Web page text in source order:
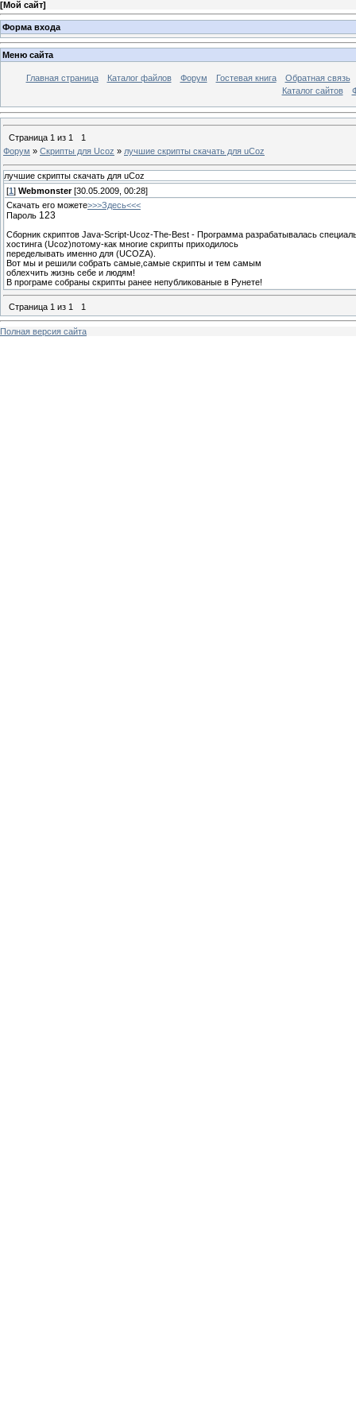
[Мой сайт]
Форма входа
Меню сайта
Главная страница Каталог файлов Форум Гостевая книга
Обратная связь
Каталог сайтов
Страница 1 из 1
1
Форум » Скрипты для Ucoz » лучшие скрипты скачать для uCoz
лучшие скрипты скачать для uCoz
[1 ] Webmonster[30.05.2009, 00:28]
Скачать его можете>>>Здесь<<<
Пароль 123
Сборник скриптов Java-Script-Ucoz-The-Best - Программа разрабатывалась
хостинга (Ucoz)потому-как многие скрипты приходилось
переделывать именно для (UCOZA).
Вот мы и решили собрать самые,самые скрипты и тем самым
облехчить жизнь себе и людям!
В програме собраны скрипты ранее непубликованые в Рунете!
Страница 1 из 1 1
Полная версия сайта